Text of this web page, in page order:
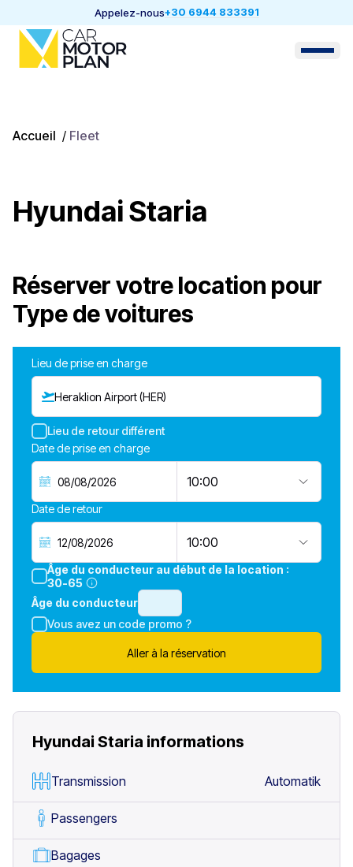
Appelez-nous+30 6944 833391
Accueil / Fleet
Hyundai Staria
Réserver votre location pour
Type de voitures
Lieu de prise en charge
Heraklion Airport (HER)
Lieu de retour différent
Date de prise en charge
10:00
Date de retour
10:00
Âge du conducteur au début de la location :
30-65
Âge du conducteur
Vous avez un code promo ?
Aller à la réservation
Hyundai Staria informations
Transmission Automatik
Passengers
Bagages